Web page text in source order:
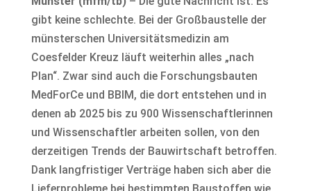
gibt keine schlechte. Bei der Großbaustelle der
münsterschen Universitätsmedizin am
Coesfelder Kreuz läuft weiterhin alles „nach
Plan“. Zwar sind auch die Forschungsbauten
MedForCe und BBIM, die dort entstehen und in
denen ab 2025 bis zu 900 Wissenschaftlerinnen
und Wissenschaftler arbeiten sollen, von den
derzeitigen Trends der Bauwirtschaft betroffen.
Dank langfristiger Verträge haben sich aber die